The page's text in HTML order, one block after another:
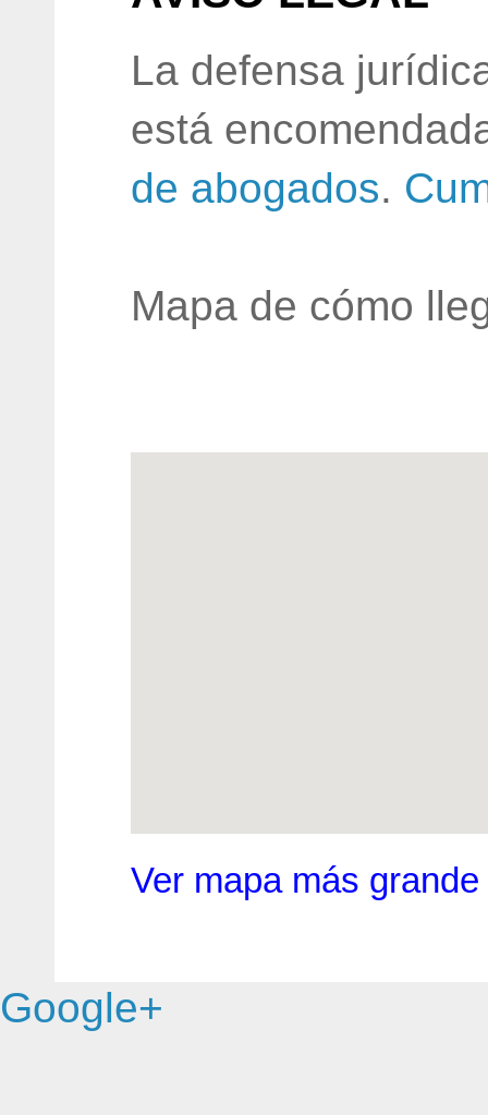
La defensa
está
de abogados.
Mapa de cómo
Ver mapa más grande
Google+